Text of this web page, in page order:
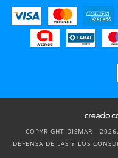
COPYRIGHT DISMAR -
DEFENSA DE LAS Y LOS